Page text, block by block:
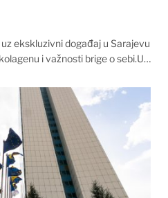
ekskluzivni događaj u Sarajevu
i važnosti brige o sebi.U…